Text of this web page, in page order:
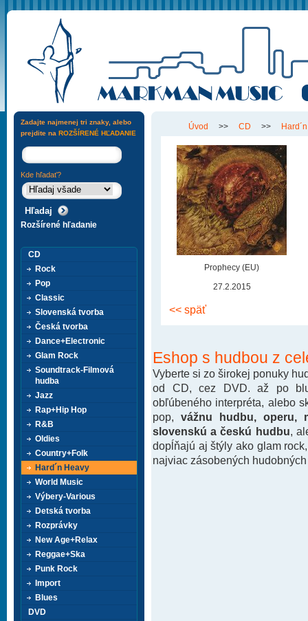
Úvod >> CD >>
Prophecy (EU)
27.2.2015
<< späť
Eshop s hudbou z
Vyberte si zo širokej ponuky
od CD, cez DVD. až po
obľúbeného interpréta, alebo
pop, vážnu hudbu, operu,
slovenskú a českú hudbu ,
dopĺňajú aj štýly ako glam
najviac zásobených
Zadajte najmenej tri znaky, alebo
prejdite na ROZŠÍRENÉ HĽADANIE
Kde hľadať?
Rozšírené hľadanie
CD
Rock
Pop
Classic
Slovenská tvorba
Česká tvorba
Dance+Electronic
Glam Rock
Soundtrack-Filmová
hudba
Jazz
Rap+Hip Hop
R&B
Oldies
Country+Folk
Hard´n Heavy
World Music
Výbery-Various
Detská tvorba
Rozprávky
New Age+Relax
Reggae+Ska
Punk Rock
Import
Blues
DVD